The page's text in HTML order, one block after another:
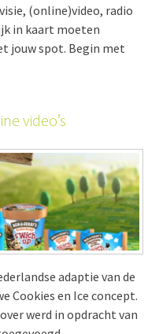
(online)video, radio
in kaart moeten
jouw spot. Begin met
video’s
adaptie van de
Cookies en Ice concept.
werd in opdracht van